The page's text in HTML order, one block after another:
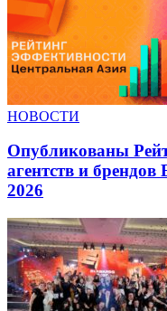
НОВОСТИ
Опубликованы
агентств и
2026